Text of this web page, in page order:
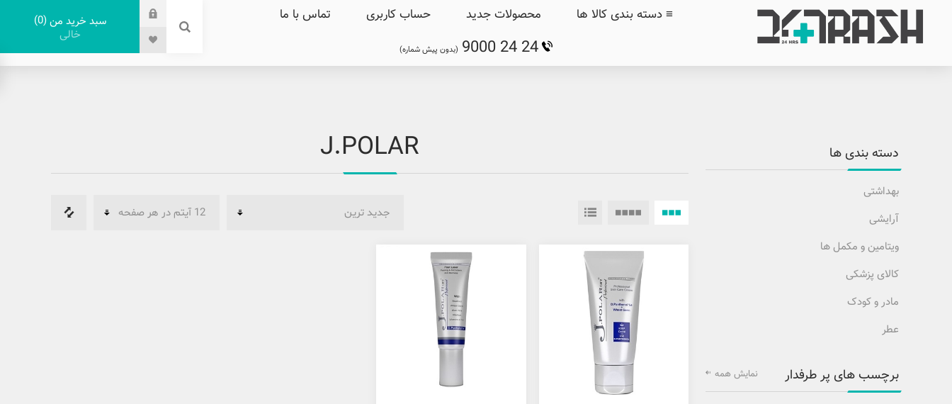
≡ دسته بندی کالا ها محصولات جدید حساب کاربری تماس با ما
9000 24 24 (بدون پیش شماره)
سبد خرید من 0
خالی
J.POLAR دسته بندی ها
بهداشتی
آرایشی
ویتامین و مکمل ها
کالای پزشکی
مادر و کودک
عطر
برچسب های پر طرفدار نمایش همه